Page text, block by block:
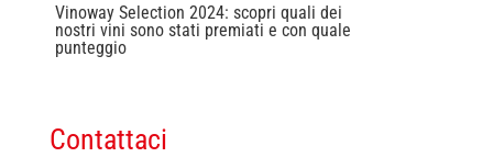
Vinoway Selection 2024: scopri quali dei
nostri vini sono stati premiati e con quale
punteggio
Contattaci